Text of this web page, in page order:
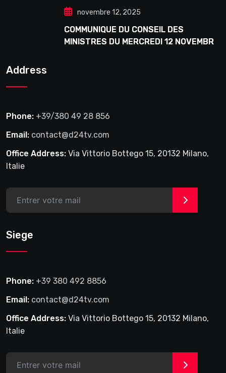
novembre 12, 2025
COMMUNIQUE DU CONSEIL DES
MINISTRES DU MERCREDI 12 NOVEMBRE
Address
Phone: +39/380 49 28 856
Email: contact@d24tv.com
Office Address: Via Vittorio Bottego 15, 20132 Milano,
Italie
>
Siege
Phone: +39 380 492 8856
Email: contact@d24tv.com
Office Address: Via Vittorio Bottego 15, 20132 Milano,
Italie
>